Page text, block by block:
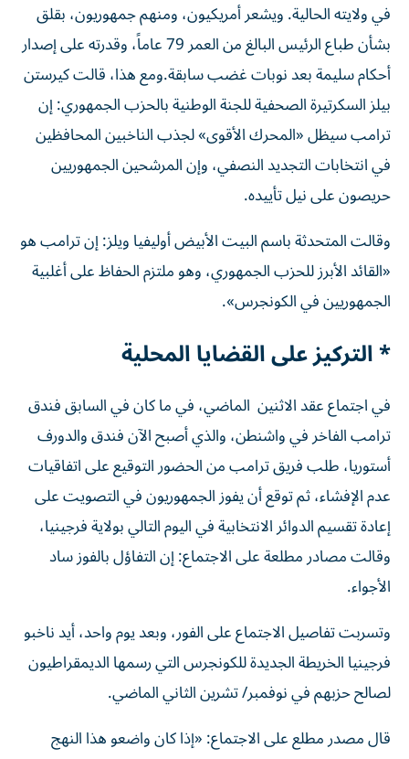
في ولايته الحالية. ويشعر أمريكيون، ومنهم جمهوريون، بقلق
بشأن طباع الرئيس البالغ من العمر 79 عاماً، وقدرته على إصدار
أحكام سليمة بعد نوبات غضب سابقة.ومع هذا، قالت كيرستن
بيلز السكرتيرة الصحفية للجنة الوطنية بالحزب الجمهوري: إن
ترامب سيظل «المحرك الأقوى» لجذب الناخبين المحافظين
في انتخابات التجديد النصفي، وإن المرشحين الجمهوريين
حريصون على نيل تأييده.
وقالت المتحدثة باسم البيت ​الأبيض أوليفيا ويلز: إن ترامب هو
«القائد الأبرز للحزب الجمهوري، وهو ملتزم الحفاظ على أغلبية
الجمهوريين في الكونجرس».
* التركيز على القضايا المحلية
في ‌اجتماع عقد الاثنين الماضي، في ما كان في السابق فندق
ترامب الفاخر في واشنطن، والذي أصبح الآن فندق والدورف
أستوريا، طلب فريق ترامب من الحضور التوقيع على اتفاقيات
عدم الإفشاء، ثم توقع أن يفوز الجمهوريون في التصويت على
إعادة تقسيم الدوائر الانتخابية في اليوم التالي بولاية فرجينيا،
وقالت مصادر مطلعة على الاجتماع: إن التفاؤل ⁠بالفوز ساد
الأجواء.
وتسربت تفاصيل الاجتماع على الفور، وبعد يوم واحد، أيد ناخبو
فرجينيا الخريطة الجديدة للكونجرس التي رسمها الديمقراطيون
لصالح حزبهم في نوفمبر/ تشرين الثاني الماضي.
قال مصدر مطلع على الاجتماع: «إذا كان واضعو هذا النهج